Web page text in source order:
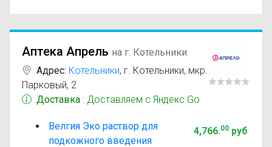
Аптека Апрель на г. Котельники
Адрес: Котельники, г. Котельники, мкр.
Парковый, 2
Доставка : Доставляем с Яндекс Go
Велгия Эко раствор для
подкожного введения
4,766.00руб